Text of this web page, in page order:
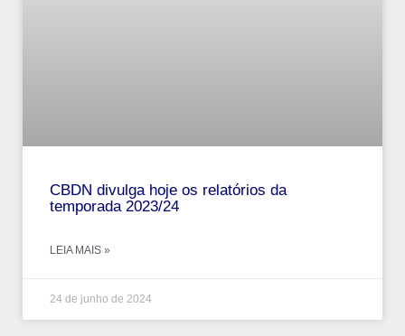
CBDN divulga hoje os relatórios da
temporada 2023/24
LEIA MAIS »
24 de junho de 2024